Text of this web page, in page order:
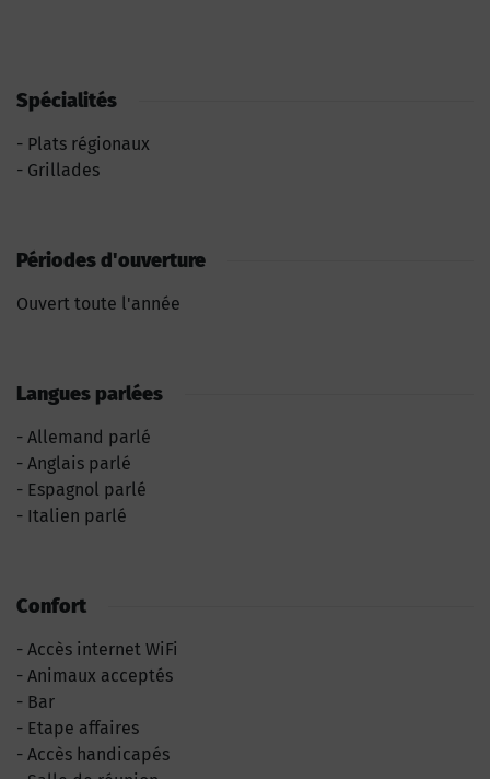
Spécialités
Plats régionaux
Grillades
Périodes d'ouverture
Ouvert toute l'année
Langues parlées
Allemand parlé
Anglais parlé
Espagnol parlé
Italien parlé
Confort
Accès internet WiFi
Animaux acceptés
Bar
Etape affaires
Accès handicapés